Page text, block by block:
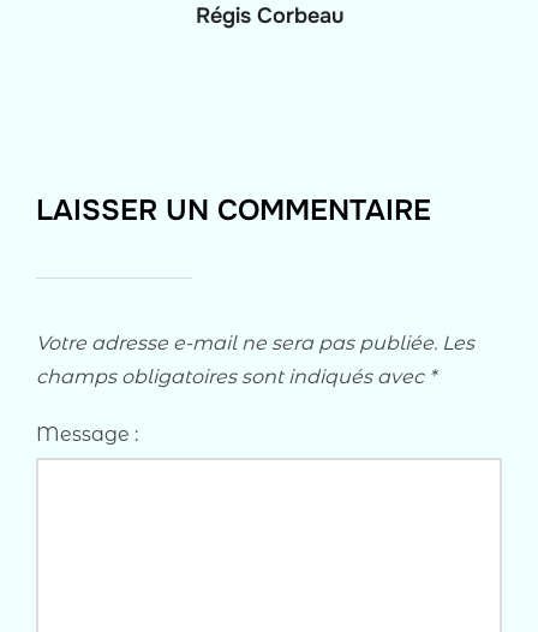
Régis Corbeau
LAISSER UN COMMENTAIRE
Votre adresse e-mail ne sera pas publiée. Les
champs obligatoires sont indiqués avec *
Message :